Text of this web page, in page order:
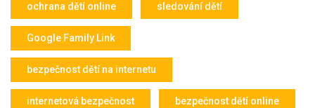
ochrana dětí online sledování dětí
Google Family Link
bezpečnost dětí na internetu
internetová bezpečnost bezpečnost dětí online